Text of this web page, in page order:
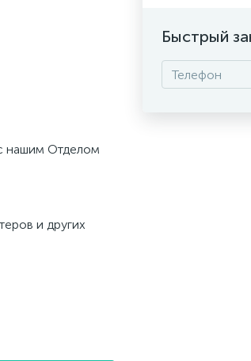
нашим Отделом
и других
Быстрый